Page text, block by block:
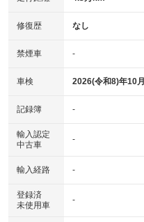
修復歴 なし
禁煙車 -
車検 2026(令和8)年10月
記録簿 -
輸入認定
中古車
-
輸入経路 -
登録済
未使用車
-